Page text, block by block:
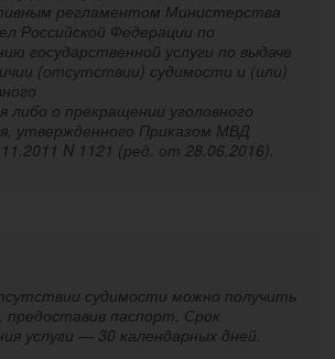
регламентом Министерства
Российской Федерации по
государственной услуги по выдаче
(отсутствии) судимости и (или)
либо о прекращении уголовного
утвержденного Приказом МВД
N 1121 (ред. от 28.06.2016).
судимости можно получить
паспорт. Срок
услуги — 30 календарных дней.